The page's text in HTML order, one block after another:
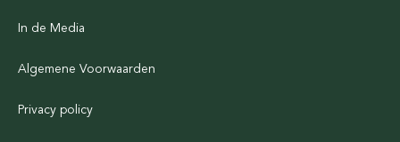
In de Media
Algemene Voorwaarden
Privacy policy